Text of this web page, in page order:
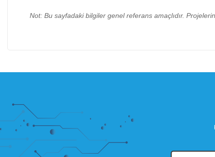
Not: Bu sayfadaki bilgiler genel referans amaçlıdır.